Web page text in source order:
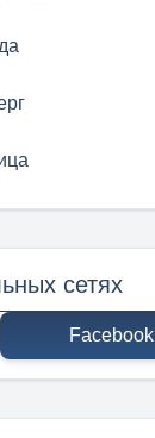
сетях
Facebook